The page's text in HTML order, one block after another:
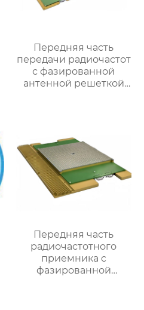
Передняя часть
передачи радиочастот
с фазированной
антенной решеткой
Передняя часть
радиочастотного
приемника c
фазированной